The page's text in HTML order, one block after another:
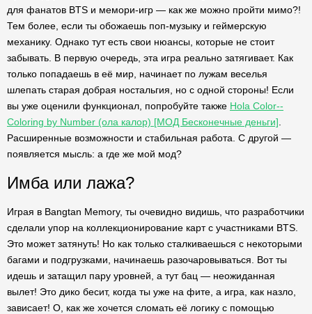
для фанатов BTS и мемори-игр — как же можно пройти мимо?!
Тем более, если ты обожаешь поп-музыку и геймерскую
механику. Однако тут есть свои нюансы, которые не стоит
забывать. В первую очередь, эта игра реально затягивает. Как
только попадаешь в её мир, начинает по лужам веселья
шлепать старая добрая ностальгия, но с одной стороны! Если
вы уже оценили функционал, попробуйте также Hola Color--
Coloring by Number (ола калор) [МОД Бесконечные деньги]
Расширенные возможности и стабильная работа. С другой —
появляется мысль: а где же мой мод?
Имба или лажа?
Играя в Bangtan Memory, ты очевидно видишь, что разработчики
сделали упор на коллекционирование карт с участниками BTS.
Это может затянуть! Но как только сталкиваешься с некоторыми
багами и подгрузками, начинаешь разочаровываться. Вот ты
идешь и затащил пару уровней, а тут бац — неожиданная
вылет! Это дико бесит, когда ты уже на фите, а игра, как назло,
зависает! О, как же хочется сломать её логику с помощью